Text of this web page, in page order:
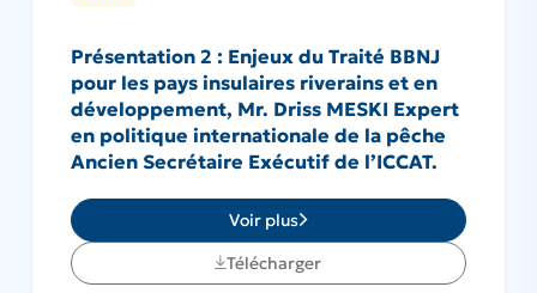
Présentation 2 : Enjeux du Traité BBNJ
pour les pays insulaires riverains et en
développement, Mr. Driss MESKI Expert
en politique internationale de la pêche
Ancien Secrétaire Exécutif de l’ICCAT.
Voir plus
Télécharger